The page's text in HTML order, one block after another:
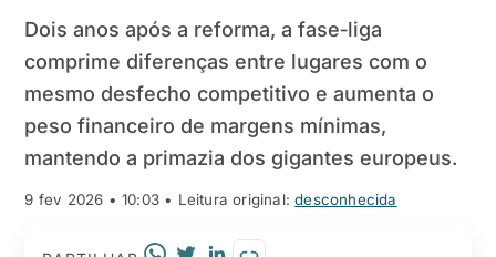
Dois anos após a reforma, a fase‑liga
comprime diferenças entre lugares com o
mesmo desfecho competitivo e aumenta o
peso financeiro de margens mínimas,
mantendo a primazia dos gigantes europeus.
9 fev 2026 • 10:03 • Leitura original:desconhecida